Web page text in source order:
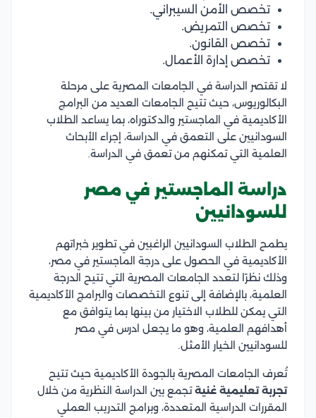
تخصص الأمن السيبراني.
تخصص التمريض.
تخصص القانون.
تخصص إدارة الأعمال.
لا تقتصر الدراسة في الجامعات المصرية على مرحلة
البكالوريوس، حيث تتيح الجامعات العديد من البرامج
الأكاديمية في الماجستير والدكتوراه، بما يساعد الطلاب
السودانيين على التعمق في الدراسة، إجراء الأبحاث
العلمية التي تمكنهم من تعمق في الدراسة.
دراسة الماجستير في مصر
للسودانيين
يطمح الطلاب السودانيين الراغبين في تطوير خبراتهم
الأكاديمية في الحصول على درجة الماجستير في مصر،
وذلك نظرًا لتعدد الجامعات المصرية التي تتيح الدرجة
العلمية، بالإضافة إلى تنوع التخصصات والبرامج الأكاديمية
التي يمكن للطلاب الاختيار من بينها بما يتوافق مع
أهدافهم العلمية، وهو ما يجعل ادرس في مصر
للسودانيين الخيار الأمثل.
تُعرف الجامعات المصرية بالجودة الأكاديمية حيث تتيح
تجربة تعليمية غنيةتجمع بين الدراسة النظرية من خلال
المقررات الدراسية المتعددة، وبرامج التدريب العملي